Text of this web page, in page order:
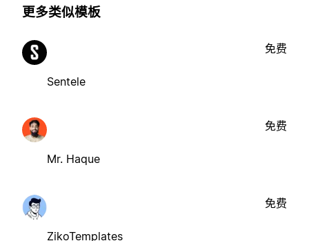
更多类似模板
Sentele
免费
Mr. Haque
免费
ZikoTemplates
免费